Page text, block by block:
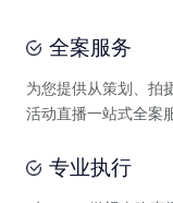
全案服务
为您提供从策划、拍
活动直播一站式全案
专业执行